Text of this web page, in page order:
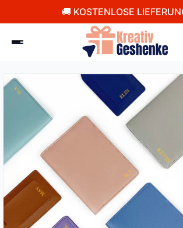
🚚 KOSTENLOSE